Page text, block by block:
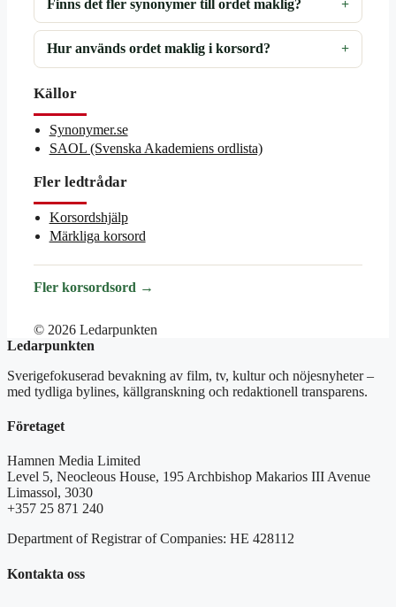
Finns det fler synonymer till ordet maklig?
Hur används ordet maklig i korsord?
Källor
Synonymer.se
SAOL (Svenska Akademiens ordlista)
Fler ledtrådar
Korsordshjälp
Märkliga korsord
Fler korsordsord →
© 2026 Ledarpunkten
Ledarpunkten
Sverigefokuserad bevakning av film, tv, kultur och nöjesnyheter –
med tydliga bylines, källgranskning och redaktionell transparens.
Företaget
Hamnen Media Limited
Level 5, Neocleous House, 195 Archbishop Makarios III Avenue
Limassol, 3030
+357 25 871 240
Department of Registrar of Companies: HE 428112
Kontakta oss